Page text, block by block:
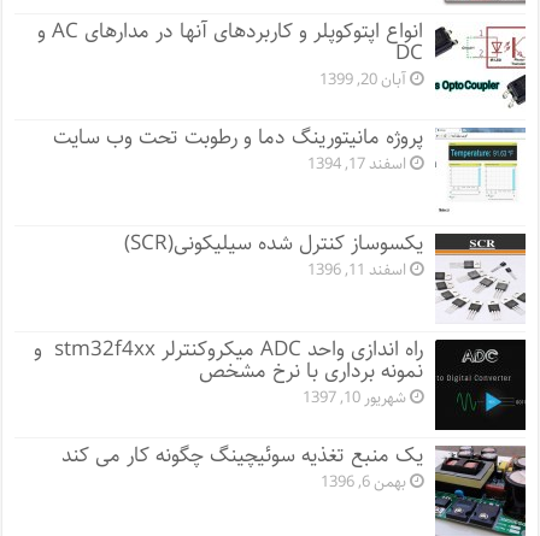
انواع اپتوکوپلر و کاربردهای آنها در مدارهای AC و
DC
آبان 20, 1399
پروژه مانيتورينگ دما و رطوبت تحت وب سایت
اسفند 17, 1394
یکسوساز کنترل شده سیلیکونی(SCR)
اسفند 11, 1396
راه اندازی واحد ADC میکروکنترلر stm32f4xx و
نمونه برداری با نرخ مشخص
شهریور 10, 1397
یک منبع تغذیه سوئیچینگ چگونه کار می کند
بهمن 6, 1396